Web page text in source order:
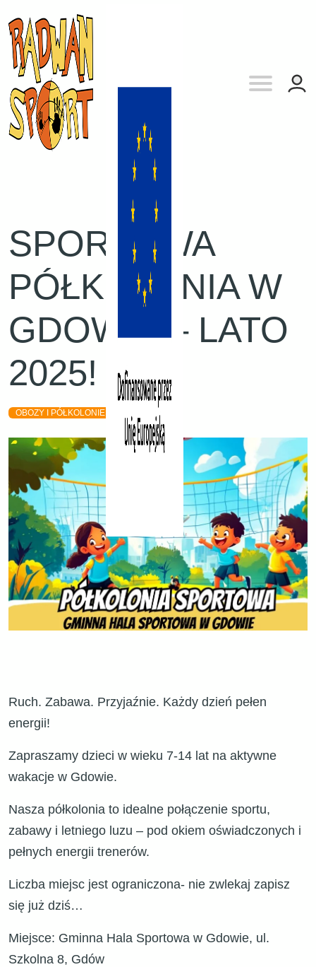
SPORTOWA
PÓŁKOLONIA W
GDOWIE – LATO
2025!
OBOZY I PÓŁKOLONIE
Ruch. Zabawa. Przyjaźnie. Każdy dzień pełen
energii!
Zapraszamy dzieci w wieku 7-14 lat na aktywne
wakacje w Gdowie.
Nasza półkolonia to idealne połączenie sportu,
zabawy i letniego luzu – pod okiem oświadczonych i
pełnych energii trenerów.
Liczba miejsc jest ograniczona- nie zwlekaj zapisz
się już dziś…
Miejsce: Gminna Hala Sportowa w Gdowie, ul.
Szkolna 8, Gdów